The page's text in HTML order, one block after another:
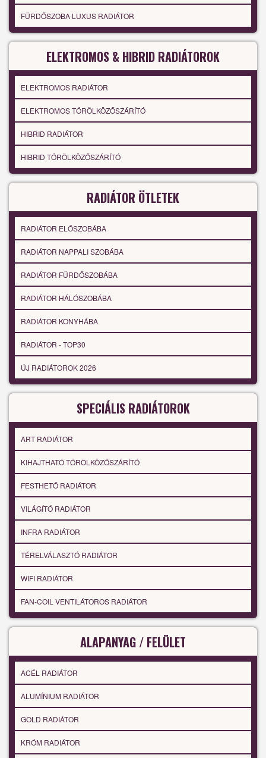
FÜRDŐSZOBA LUXUS RADIÁTOR
ELEKTROMOS & HIBRID RADIÁTOROK
ELEKTROMOS RADIÁTOR
ELEKTROMOS TÖRÖLKÖZŐSZÁRÍTÓ
HIBRID RADIÁTOR
HIBRID TÖRÖLKÖZŐSZÁRÍTÓ
RADIÁTOR ÖTLETEK
RADIÁTOR ELŐSZOBÁBA
RADIÁTOR NAPPALI SZOBÁBA
RADIÁTOR FÜRDŐSZOBÁBA
RADIÁTOR HÁLÓSZOBÁBA
RADIÁTOR KONYHÁBA
RADIÁTOR - TOP30
ÚJ RADIÁTOROK 2026
SPECIÁLIS RADIÁTOROK
ART RADIÁTOR
KIHAJTHATÓ TÖRÖLKÖZŐSZÁRÍTÓ
FESTHETŐ RADIÁTOR
VILÁGÍTÓ RADIÁTOR
INFRA RADIÁTOR
TÉRELVÁLASZTÓ RADIÁTOR
WIFI RADIÁTOR
FAN-COIL VENTILÁTOROS RADIÁTOR
ALAPANYAG / FELÜLET
ACÉL RADIÁTOR
ALUMÍNIUM RADIÁTOR
GOLD RADIÁTOR
KRÓM RADIÁTOR